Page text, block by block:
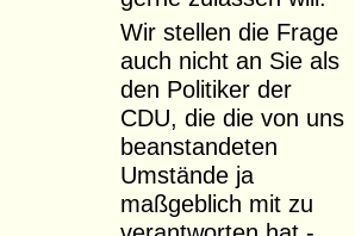
Wir stellen die Frage
auch nicht an Sie als
den Politiker der
CDU, die die von uns
beanstandeten
Umstände ja
maßgeblich mit zu